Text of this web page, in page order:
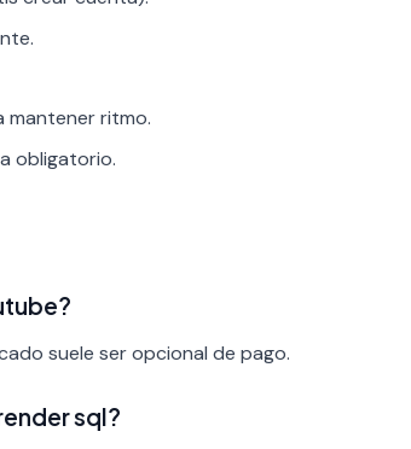
mantener ritmo.
obligatorio.
suele ser opcional de pago.
sql?